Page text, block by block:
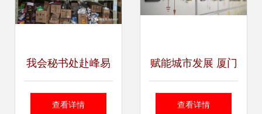
我会秘书处赴峰易
五金交电批发走访
查看详情
赋能城市发展 厦门
电力营商环境交出
查看详情